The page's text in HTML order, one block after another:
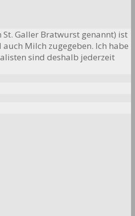
Galler Bratwurst genannt) ist
Milch zugegeben. Ich habe
sind deshalb jederzeit